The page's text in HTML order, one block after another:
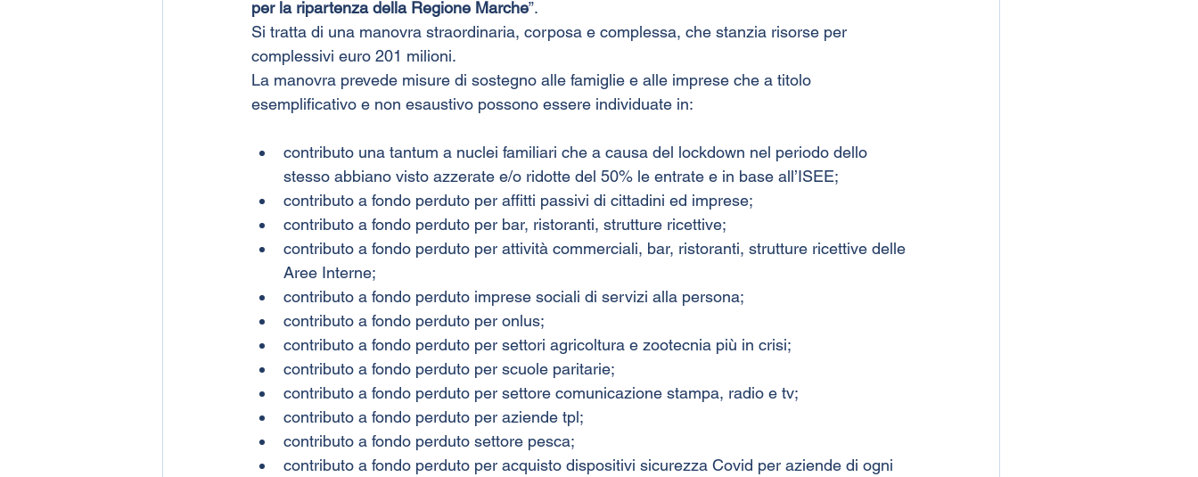
per la ripartenza della Regione Marche”.
Si tratta di una manovra straordinaria, corposa e complessa, che stanzia risorse per
complessivi euro 201 milioni.
La manovra prevede misure di sostegno alle famiglie e alle imprese che a titolo
esemplificativo e non esaustivo possono essere individuate in:
contributo una tantum a nuclei familiari che a causa del lockdown nel periodo dello
stesso abbiano visto azzerate e/o ridotte del 50% le entrate e in base all’ISEE;
contributo a fondo perduto per affitti passivi di cittadini ed imprese;
contributo a fondo perduto per bar, ristoranti, strutture ricettive;
contributo a fondo perduto per attività commerciali, bar, ristoranti, strutture ricettive delle
Aree Interne;
contributo a fondo perduto imprese sociali di servizi alla persona;
contributo a fondo perduto per onlus;
contributo a fondo perduto per settori agricoltura e zootecnia più in crisi;
contributo a fondo perduto per scuole paritarie;
contributo a fondo perduto per settore comunicazione stampa, radio e tv;
contributo a fondo perduto per aziende tpl;
contributo a fondo perduto settore pesca;
contributo a fondo perduto per acquisto dispositivi sicurezza Covid per aziende di ogni